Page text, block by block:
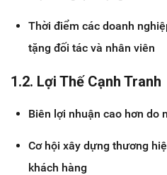
Thời điểm các doanh
tặng đối tác và nhân viên
1.2. Lợi Thế Cạnh Tranh
Biên lợi nhuận cao hơn do
Cơ hội xây dựng thương
khách hàng